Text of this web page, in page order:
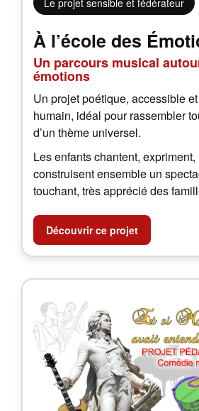
Le projet sensible et fédérateur
À l’école des
Un parcours musical
émotions
Un projet poétique, accessible
humain, idéal pour rassembler
d’un thème universel.
Les enfants chantent,
construisent ensemble un
touchant, très apprécié des
Découvrir ce projet